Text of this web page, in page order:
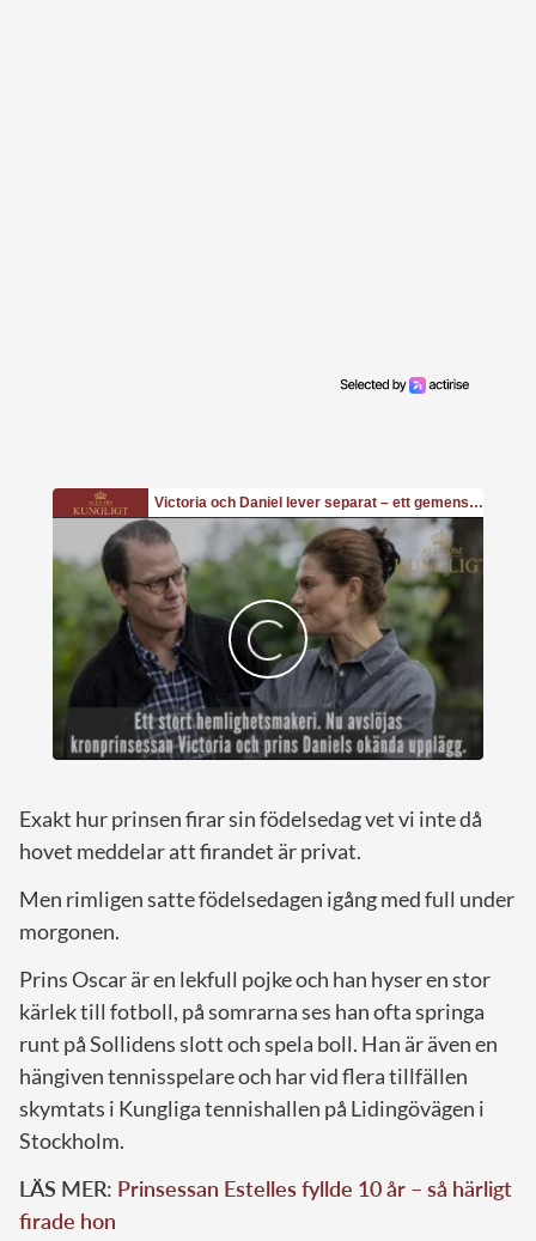
Exakt hur prinsen firar sin födelsedag vet vi inte då
hovet meddelar att firandet är privat.
Men rimligen satte födelsedagen igång med full under
morgonen.
Prins Oscar är en lekfull pojke och han hyser en stor
kärlek till fotboll, på somrarna ses han ofta springa
runt på Sollidens slott och spela boll. Han är även en
hängiven tennisspelare och har vid flera tillfällen
skymtats i Kungliga tennishallen på Lidingövägen i
Stockholm.
LÄS MER: Prinsessan Estelles fyllde 10 år – så härligt
firade hon